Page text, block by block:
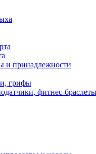
и принадлежности
грифы
фитнес-браслеты